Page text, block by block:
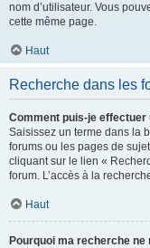
nom d’utilisateur. Vous
cette même page.
Haut
Recherche dans les
Comment puis-je
Saisissez un terme dans la
forums ou les pages de
cliquant sur le lien «
forum. L’accès à la
Haut
Pourquoi ma recherche